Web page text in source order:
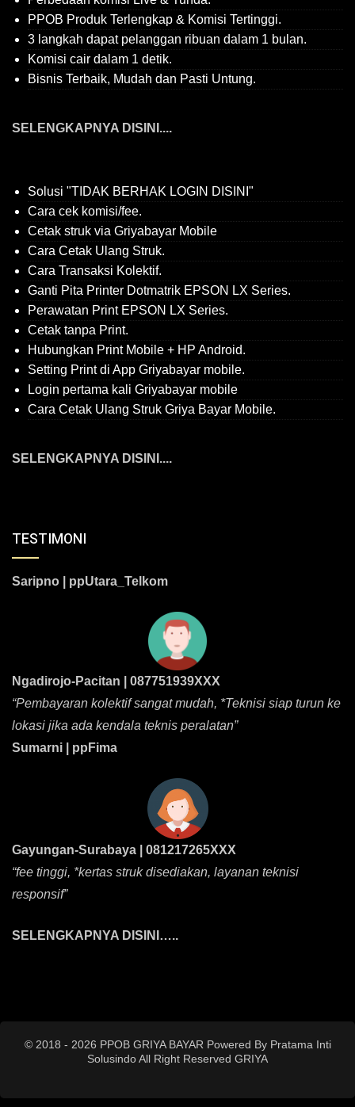
PPOB Produk Terlengkap & Komisi Tertinggi.
3 langkah dapat pelanggan ribuan dalam 1 bulan.
Komisi cair dalam 1 detik.
Bisnis Terbaik, Mudah dan Pasti Untung.
SELENGKAPNYA DISINI....
Solusi "TIDAK BERHAK LOGIN DISINI"
Cara cek komisi/fee.
Cetak struk via Griyabayar Mobile
Cara Cetak Ulang Struk.
Cara Transaksi Kolektif.
Ganti Pita Printer Dotmatrik EPSON LX Series.
Perawatan Print EPSON LX Series.
Cetak tanpa Print.
Hubungkan Print Mobile + HP Android.
Setting Print di App Griyabayar mobile.
Login pertama kali Griyabayar mobile
Cara Cetak Ulang Struk Griya Bayar Mobile.
SELENGKAPNYA DISINI....
TESTIMONI
Saripno | ppUtara_Telkom
Ngadirojo-Pacitan | 087751939XXX
“Pembayaran kolektif sangat mudah, *Teknisi siap turun ke
lokasi jika ada kendala teknis peralatan”
Sumarni | ppFima
Gayungan-Surabaya | 081217265XXX
“fee tinggi, *kertas struk disediakan, layanan teknisi
responsif”
SELENGKAPNYA DISINI…..
© 2018 - 2026 PPOB GRIYA BAYAR Powered By Pratama Inti
Solusindo All Right Reserved GRIYA